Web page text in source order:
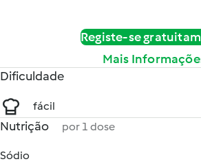
Registe-se
Mais
Dificuldade
fácil
Nutrição por 1 dose
Sódio